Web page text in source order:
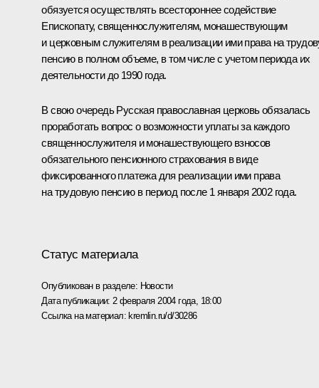
обязуется осуществлять всестороннее содействие
Епископату, священнослужителям, монашествующим
и церковным служителям в реализации ими права на
пенсию в полном объеме, в том числе с учетом периода их
деятельности до 1990 года.
В свою очередь Русская православная церковь обязалась
проработать вопрос о возможности уплаты за каждого
священнослужителя и монашествующего взносов
обязательного пенсионного страхования в виде
фиксированного платежа для реализации ими права
на трудовую пенсию в период после 1 января 2002 года.
Статус материала
Опубликован в разделе: Новости
Дата публикации: 2 февраля 2004 года, 18:00
Ссылка на материал:kremlin.ru/d/30286